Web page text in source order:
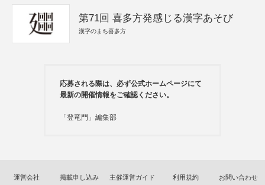
第71回 喜多方発感じる漢字あそび
漢字のまち喜多方
応募される際は、必ず公式ホームページにて
最新の開催情報をご確認ください。
「登竜門」編集部
運営会社 掲載申し込み 主催運営ガイド 利用規約 お問い合わせ